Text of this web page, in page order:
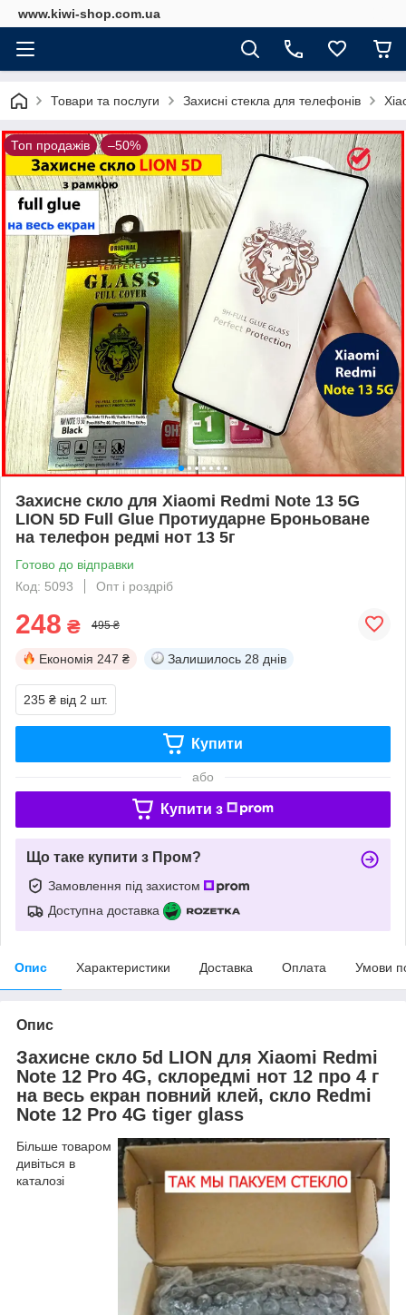
www.kiwi-shop.com.ua
Товари та послуги Захисні стекла для телефонів
Топ продажів –50%
Захисне скло для Xiaomi Redmi Note 13 5G
LION 5D Full Glue Протиударне Броньоване
на телефон редмі нот 13 5г
Готово до відправки
Код: 5093
Опт і роздріб
248 ₴ 495 ₴
Економія 247 ₴ Залишилось 28 днів
235 ₴ від 2 шт.
Купити
або
Купити з
Що таке купити з Пром?
Замовлення під захистом
Доступна доставка
Опис Характеристики Доставка Оплата Умови
Опис
Захисне скло 5d LION для Xiaomi Redmi
Note 12 Pro 4G, склоредмі нот 12 про 4 г
на весь екран повний клей, скло Redmi
Note 12 Pro 4G tiger glass
Більше товаром
дивіться в
каталозі